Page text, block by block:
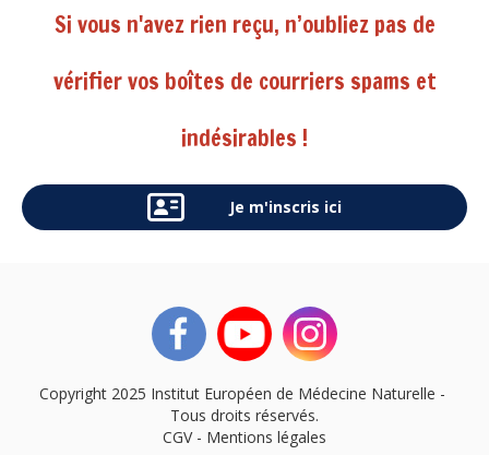
Si vous n'avez rien reçu, n’oubliez pas de
vérifier vos boîtes de courriers spams et
indésirables !
Je m'inscris ici
Copyright 2025 Institut Européen de Médecine Naturelle -
Tous droits réservés.
CGV - Mentions légales